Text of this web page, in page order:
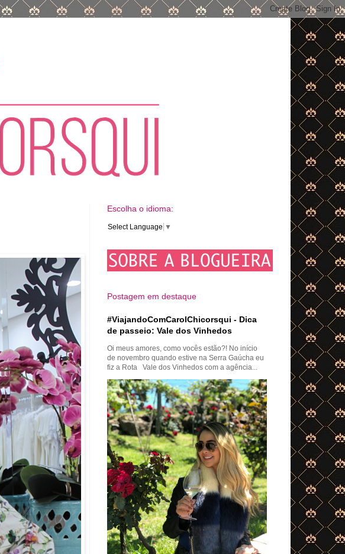
Escolha o idioma:
Select Language ▼
Postagem em destaque
#ViajandoComCarolChicorsqui - Dica
de passeio: Vale dos Vinhedos
Oi meus amores, como vocês estão?! No início
de novembro quando estive na Serra Gaúcha eu
fiz a Rota Vale dos Vinhedos com a agência...